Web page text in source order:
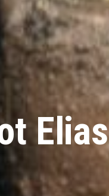
Elias